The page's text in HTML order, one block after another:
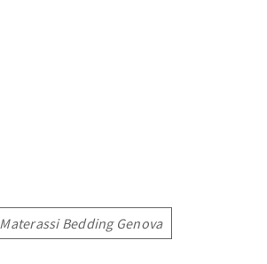
Materassi Bedding Genova